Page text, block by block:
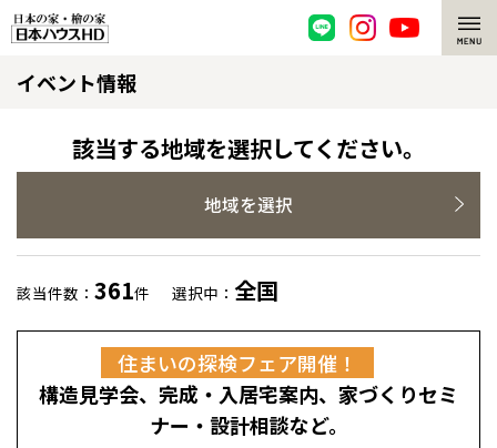
脱炭素・檜の家
環境にやさしい、脱炭素社会の住宅
耐震構造
高耐久住宅
高断熱・高気密の家
エネルギー自給自足
選ばれる理由
檜の魅力 トップ
檜と日本人
1000年を超えて生きる檜
知られざる檜の効果・作用
注文住宅
グレートステージ
リフォーム トップ
イベント情報
該当する地域を選択してください。
地域を選択
該当件数： 361件 選択中： 全国
住まいの探検フェア開催！
構造見学会、完成・入居宅案内、家づくりセミ
ナー・設計相談など。